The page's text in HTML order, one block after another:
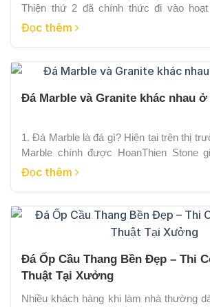
Thiện thứ 2 đã chính thức đi vào hoạt
bước phát triển mới trong hành trình mở
Đọc thêm
Đá Marble và Granite khác nhau
1. Đá Marble là đá gì? Hiện tại trên thị
Marble chính được HoanThien Stone
cấp: Đá Marble tự nhiên: Là loại đá tự
Đọc thêm
Đá Ốp Cầu Thang Bền Đẹp – Thi
Thuật Tại Xưởng
Nhiều khách hàng khi làm nhà thường